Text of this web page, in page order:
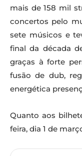
mais de 158 mil
concertos pelo
sete músicos e
final da década
graças à forte
fusão de dub,
energética
Quanto aos
feira, dia 1 de